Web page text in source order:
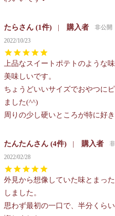
たら 1 購入者
非公開
2022/10/23
上品なスイートポテトのような
美味しいです。
ちょうどいいサイズでおやつに
ました(^^)
周りの少し硬いところが特に好き
たんたん 4 購入者
2022/02/28
外見から想像していた味とまっ
しました。
思わず最初の一口で、半分くら